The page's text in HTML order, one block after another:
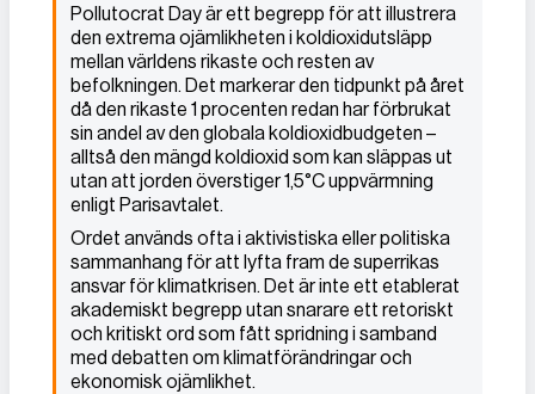
Pollutocrat Day är ett begrepp för att illustrera
den extrema ojämlikheten i koldioxidutsläpp
mellan världens rikaste och resten av
befolkningen. Det markerar den tidpunkt på året
då den rikaste 1 procenten redan har förbrukat
sin andel av den globala koldioxidbudgeten –
alltså den mängd koldioxid som kan släppas ut
utan att jorden överstiger 1,5°C uppvärmning
enligt Parisavtalet.
Ordet används ofta i aktivistiska eller politiska
sammanhang för att lyfta fram de superrikas
ansvar för klimatkrisen. Det är inte ett etablerat
akademiskt begrepp utan snarare ett retoriskt
och kritiskt ord som fått spridning i samband
med debatten om klimatförändringar och
ekonomisk ojämlikhet.